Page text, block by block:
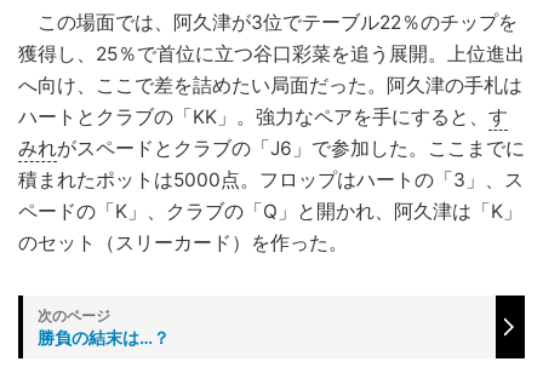
この場面では、阿久津が3位でテーブル22％のチップを
獲得し、25％で首位に立つ谷口彩菜を追う展開。上位進出
へ向け、ここで差を詰めたい局面だった。阿久津の手札は
ハートとクラブの「KK」。強力なペアを手にすると、 す
みれがスペードとクラブの「J6」で参加した。ここまでに
積まれたポットは5000点。フロップはハートの「3」、ス
ペードの「K」、クラブの「Q」と開かれ、阿久津は「K」
のセット（スリーカード）を作った。
勝負の結末は…？